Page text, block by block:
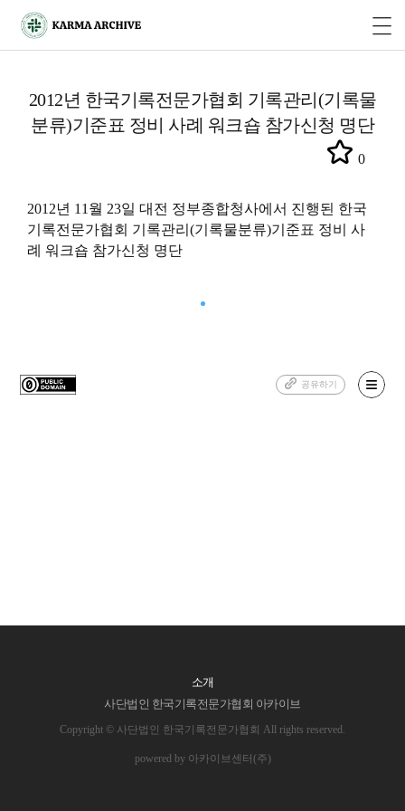
2012년 한국기록전문가협회 기록관리(기록물
분류)기준표 정비 사례 워크숍 참가신청 명단
0
2012년 11월 23일 대전 정부종합청사에서 진행된 한국
기록전문가협회 기록관리(기록물분류)기준표 정비 사
례 워크숍 참가신청 명단
공유하기
소개
사단법인 한국기록전문가협회 아카이브
Copyright © 사단법인 한국기록전문가협회 All rights reserved.
powered by 아카이브센터(주)